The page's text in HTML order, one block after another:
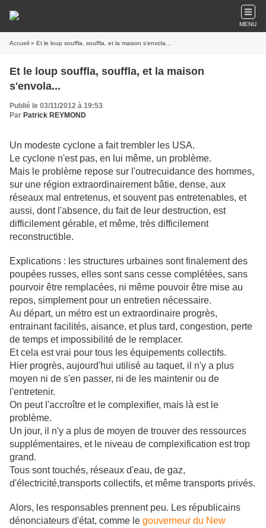
MENU
Accueil » Et le loup souffla, souffla, et la maison s'envola...
Et le loup souffla, souffla, et la maison
s'envola...
Publié le 03/11/2012 à 19:53
Par Patrick REYMOND
Un modeste cyclone a fait trembler les USA.
Le cyclone n'est pas, en lui même, un problème.
Mais le problème repose sur l'outrecuidance des hommes,
sur une région extraordinairement bâtie, dense, aux
réseaux mal entretenus, et souvent pas entretenables, et
aussi, dont l'absence, du fait de leur destruction, est
difficilement gérable, et même, très difficilement
reconstructible.
Explications : les structures urbaines sont finalement des
poupées russes, elles sont sans cesse complétées, sans
pourvoir être remplacées, ni même pouvoir être mise au
repos, simplement pour un entretien nécessaire.
Au départ, un métro est un extraordinaire progrès,
entrainant facilités, aisance, et plus tard, congestion, perte
de temps et impossibilité de le remplacer.
Et cela est vrai pour tous les équipements collectifs.
Hier progrès, aujourd'hui utilisé au taquet, il n'y a plus
moyen ni de s'en passer, ni de les maintenir ou de
l'entretenir.
On peut l'accroître et le complexifier, mais là est le
problème.
Un jour, il n'y a plus de moyen de trouver des ressources
supplémentaires, et le niveau de complexification est trop
grand.
Tous sont touchés, réseaux d'eau, de gaz,
d'électricité,transports collectifs, et même transports privés.
Alors, les responsables prennent peu. Les républicains
dénonciateurs d'état, comme le gouverneur du New